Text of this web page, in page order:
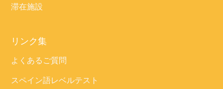
滞在施設
リンク集
よくあるご質問
スペイン語レベルテスト